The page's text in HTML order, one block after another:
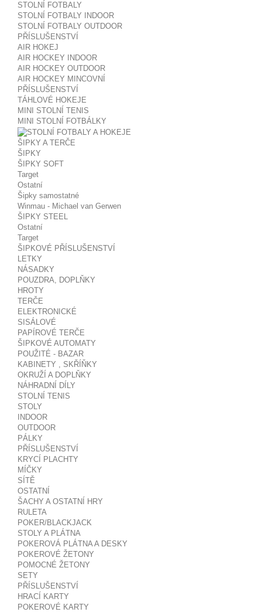
STOLNÍ FOTBALY
STOLNÍ FOTBALY INDOOR
STOLNÍ FOTBALY OUTDOOR
PŘÍSLUŠENSTVÍ
AIR HOKEJ
AIR HOCKEY INDOOR
AIR HOCKEY OUTDOOR
AIR HOCKEY MINCOVNÍ
PŘÍSLUŠENSTVÍ
TÁHLOVÉ HOKEJE
MINI STOLNÍ TENIS
MINI STOLNÍ FOTBÁLKY
ŠIPKY A TERČE
ŠIPKY
ŠIPKY SOFT
Target
Ostatní
Šipky samostatné
Winmau - Michael van Gerwen
ŠIPKY STEEL
Ostatní
Target
ŠIPKOVÉ PŘÍSLUŠENSTVÍ
LETKY
NÁSADKY
POUZDRA, DOPLŇKY
HROTY
TERČE
ELEKTRONICKÉ
SISÁLOVÉ
PAPÍROVÉ TERČE
ŠIPKOVÉ AUTOMATY
POUŽITÉ - BAZAR
KABINETY , SKŘÍŇKY
OKRUŽÍ A DOPLŇKY
NÁHRADNÍ DÍLY
STOLNÍ TENIS
STOLY
INDOOR
OUTDOOR
PÁLKY
PŘÍSLUŠENSTVÍ
KRYCÍ PLACHTY
MÍČKY
SÍTĚ
OSTATNÍ
ŠACHY A OSTATNÍ HRY
RULETA
POKER/BLACKJACK
STOLY A PLÁTNA
POKEROVÁ PLÁTNA A DESKY
POKEROVÉ ŽETONY
POMOCNÉ ŽETONY
SETY
PŘÍSLUŠENSTVÍ
HRACÍ KARTY
POKEROVÉ KARTY